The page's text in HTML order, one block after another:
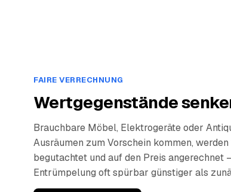
FAIRE VERRECHNUNG
Wertgegenstände
Brauchbare Möbel, Elektrogeräte oder
Ausräumen zum Vorschein kommen,
begutachtet und auf den Preis angerechnet
Entrümpelung oft spürbar günstiger als